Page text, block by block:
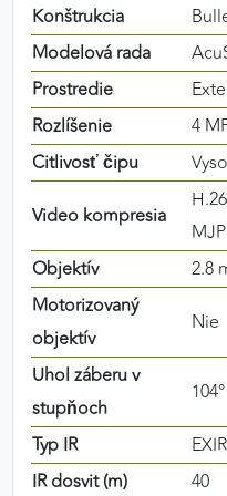
Konštrukcia
Modelová rada
Prostredie
Rozlíšenie
4
Citlivosť čipu
Video kompresia
Objektív
2.8
Motorizovaný
objektív
Nie
Uhol záberu v
stupňoch
104°
Typ IR
IR dosvit (m)
40
výkon a funkčnosť
Google Analytics
Poskytovateľ:
Marketingové
správania
stránkami.
zobrazovať cielenú
našom webe aj v
Google Ads